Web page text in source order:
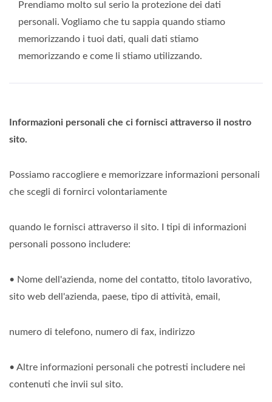
Prendiamo molto sul serio la protezione dei dati
personali. Vogliamo che tu sappia quando stiamo
memorizzando i tuoi dati, quali dati stiamo
memorizzando e come li stiamo utilizzando.
Informazioni personali che ci fornisci attraverso il nostro
sito.
Possiamo raccogliere e memorizzare informazioni personali
che scegli di fornirci volontariamente
quando le fornisci attraverso il sito. I tipi di informazioni
personali possono includere:
• Nome dell'azienda, nome del contatto, titolo lavorativo,
sito web dell'azienda, paese, tipo di attività, email,
numero di telefono, numero di fax, indirizzo
• Altre informazioni personali che potresti includere nei
contenuti che invii sul sito.